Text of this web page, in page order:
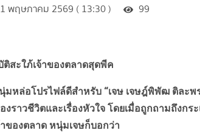
พฤษภาคม 2569 ( 13:30 ) 99
สะใภ้เจ้าของตลาดสุดพีค
อโปรไฟล์ดีสำหรับ “เจษ เจษฎ์พิพัฒ ติละพ
ราวชีวิตและเรื่องหัวใจ โดยเมื่อถูกถามถึงกร
ของตลาด หนุ่มเจษก็บอกว่า